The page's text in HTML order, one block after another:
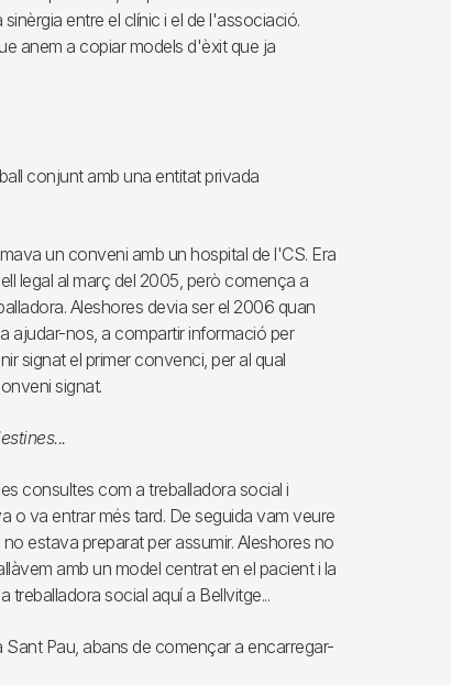
entre el clínic i el de l'associació.
anem a copiar models d'èxit que ja
conjunt amb una entitat privada
un conveni amb un hospital de l'CS. Era
legal al març del 2005, però comença a
Aleshores devia ser el 2006 quan
ajudar-nos, a compartir informació per
signat el primer convenci, per al qual
signat.
consultes com a treballadora social i
o va entrar més tard. De seguida vam veure
estava preparat per assumir. Aleshores no
amb un model centrat en el pacient i la
treballadora social aquí a Bellvitge...
Pau, abans de començar a encarregar-